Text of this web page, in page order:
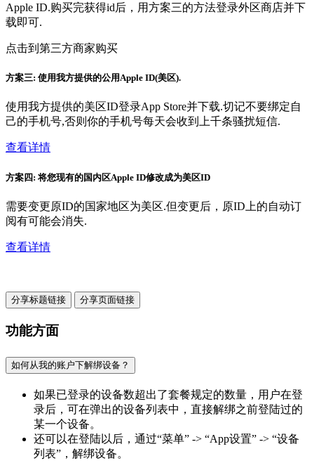
Apple ID.购买完获得id后，用方案三的方法登录外区商店并下
载即可.
点击到第三方商家购买
方案三: 使用我方提供的公用Apple ID(美区).
使用我方提供的美区ID登录App Store并下载.切记不要绑定自
己的手机号,否则你的手机号每天会收到上千条骚扰短信.
查看详情
方案四: 将您现有的国内区Apple ID修改成为美区ID
需要变更原ID的国家地区为美区.但变更后，原ID上的自动订
阅有可能会消失.
查看详情
分享标题链接 分享页面链接
功能方面
如何从我的账户下解绑设备？
如果已登录的设备数超出了套餐规定的数量，用户在登
录后，可在弹出的设备列表中，直接解绑之前登陆过的
某一个设备。
还可以在登陆以后，通过“菜单” -> “App设置” -> “设备
列表”，解绑设备。